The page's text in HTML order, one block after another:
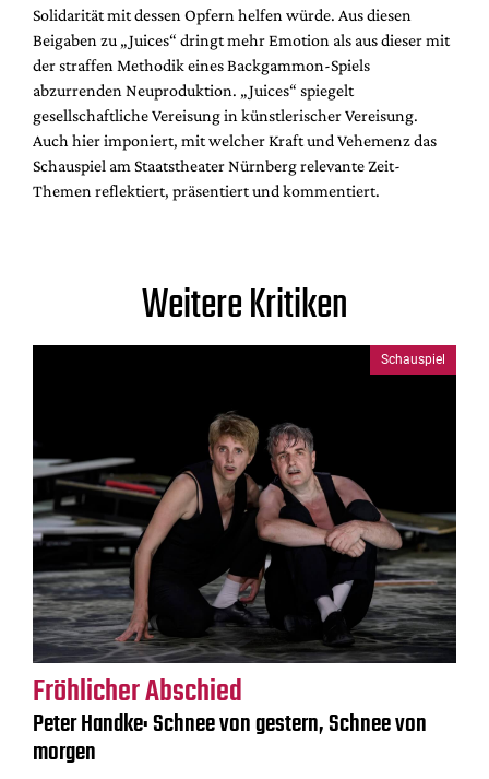
Solidarität mit dessen Opfern helfen würde. Aus diesen
Beigaben zu „Juices“ dringt mehr Emotion als aus dieser mit
der straffen Methodik eines Backgammon-Spiels
abzurrenden Neuproduktion. „Juices“ spiegelt
gesellschaftliche Vereisung in künstlerischer Vereisung.
Auch hier imponiert, mit welcher Kraft und Vehemenz das
Schauspiel am Staatstheater Nürnberg relevante Zeit-
Themen reflektiert, präsentiert und kommentiert.
Weitere Kritiken
Schauspiel
Fröhlicher Abschied
Peter Handke: Schnee von gestern, Schnee von
morgen